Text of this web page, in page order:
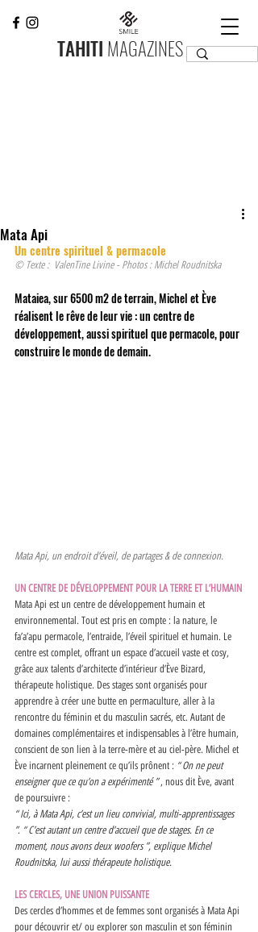
TAHITI MAGAZINES
Mata Api
Un centre spirituel & permacole
© Texte :  ValenTine Livine - Photos : Michel Roudnitska
Mataiea, sur 6500 m2 de terrain, Michel et Ève
réalisent le rêve de leur vie : un centre de
développement, aussi spirituel que permacole, pour
construire le monde de demain.
Mata Api, un endroit d’éveil, de partages & de connexion.
UN CENTRE DE DÉVELOPPEMENT POUR LA TERRE ET L’HUMAIN
Mata Api est un centre de développement humain et
environnemental. Tout est pris en compte : la nature, le
fa’a’apu permacole, l’entraide, l’éveil spirituel et humain. Le
centre est complet, offrant un espace d’accueil vaste et cosy,
grâce aux talents d’architecte d’intérieur d’Ève Bizard,
thérapeute holistique. Des stages sont organisés pour
apprendre à créer une butte en permaculture, aller à la
rencontre du féminin et du masculin sacrés, etc. Autant de
domaines complémentaires et indispensables à l’être humain,
conscient de son lien à la terre-mère et au ciel-père. Michel et
Ève incarnent pleinement ce qu’ils prônent : “ On ne peut
enseigner que ce qu’on a expérimenté ” , nous dit Ève, avant
de poursuivre :
“ Ici, à Mata Api, c’est un lieu convivial, multi-apprentissages
”. “ C’est autant un centre d’accueil que de stages. En ce
moment, nous avons deux woofers ”, explique Michel
Roudnitska, lui aussi thérapeute holistique.
LES CERCLES, UNE UNION PUISSANTE
Des cercles d’hommes et de femmes sont organisés à Mata Api
pour découvrir et/ ou explorer son masculin et son féminin